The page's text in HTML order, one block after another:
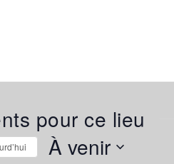
pour ce lieu
À venir